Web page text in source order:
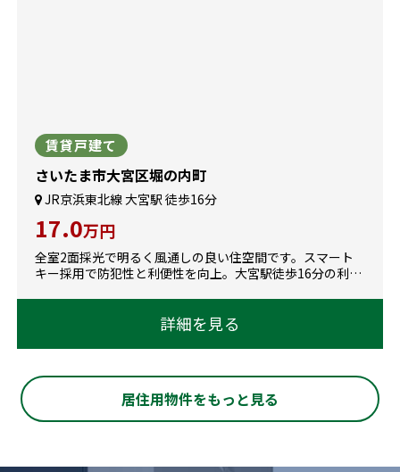
賃貸戸建て
さいたま市大宮区堀の内町
JR京浜東北線 大宮駅 徒歩16分
17.0万円
全室2面採光で明るく風通しの良い住空間です。スマート
キー採用で防犯性と利便性を向上。大宮駅徒歩16分の利便
詳細を見る
居住用物件をもっと見る